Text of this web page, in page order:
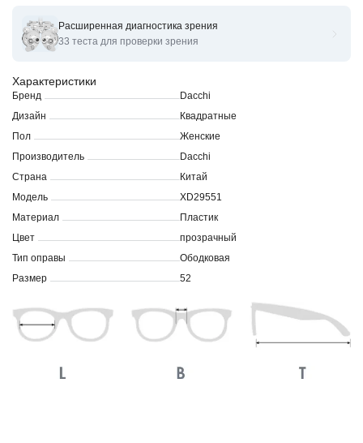
Оправы для очков корригирующих Dacchi XD29551
Характеристики
Бренд
Dacchi
Дизайн
Квадратные
Пол
Женские
Производитель
Dacchi
Страна
Китай
Модель
XD29551
Материал
Пластик
Цвет
прозрачный
Тип оправы
Ободковая
Размер
52
Расширенная диагностика зрения
33 теста для проверки зрения